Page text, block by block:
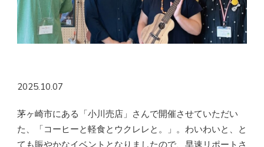
2025.10.07
茅ヶ崎市にある「小川売店」さんで開催させていただい
た、「コーヒーと軽食とウクレレと。」。わいわいと、と
ても賑やかなイベントとなりましたので、早速リポートさ